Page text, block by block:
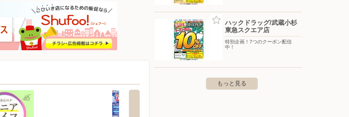
ハックドラッグ/武蔵小杉
東急スクエア店
特別企画！7つのクーポン配信
中！
もっと見る